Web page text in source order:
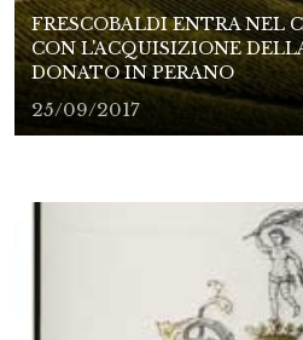
FRESCOBALDI ENTRA NEL
CON L'ACQUISIZIONE
DONATO IN PERANO
25/09/2017